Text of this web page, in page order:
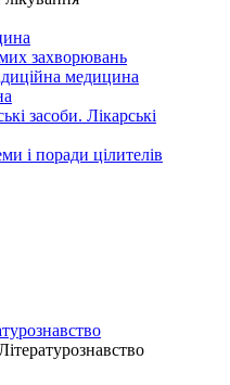
захворювань
медицина
засоби. Лікарські
і поради цілителів